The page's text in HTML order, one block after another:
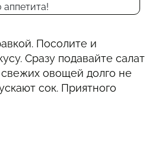
Посолите и
Сразу подавайте салат
овощей долго не
сок. Приятного